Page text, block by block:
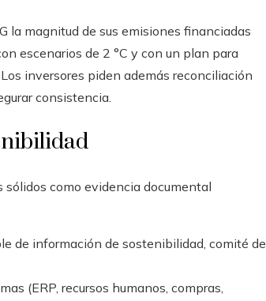
la magnitud de sus emisiones financiadas
escenarios de 2 °C y con un plan para
inversores piden además reconciliación
consistencia.
como evidencia documental
de información de sostenibilidad, comité de
(ERP, recursos humanos, compras,